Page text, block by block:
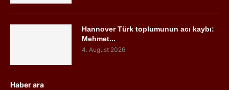
Hannover Türk toplumunun acı kaybı:
Mehmet...
4. August 2026
Haber ara